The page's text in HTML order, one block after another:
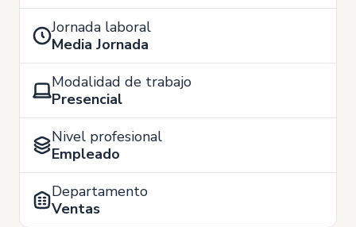
Jornada laboral
Media Jornada
Modalidad de trabajo
Presencial
Nivel profesional
Empleado
Departamento
Ventas